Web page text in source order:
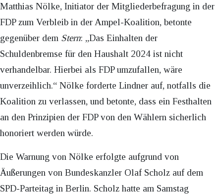
Matthias Nölke, Initiator der Mitgliederbefragung in der
FDP zum Verbleib in der Ampel-Koalition, betonte
gegenüber dem Stern: „Das Einhalten der
Schuldenbremse für den Haushalt 2024 ist nicht
verhandelbar. Hierbei als FDP umzufallen, wäre
unverzeihlich.“ Nölke forderte Lindner auf, notfalls die
Koalition zu verlassen, und betonte, dass ein Festhalten
an den Prinzipien der FDP von den Wählern sicherlich
honoriert werden würde.
Die Warnung von Nölke erfolgte aufgrund von
Äußerungen von Bundeskanzler Olaf Scholz auf dem
SPD-Parteitag in Berlin. Scholz hatte am Samstag